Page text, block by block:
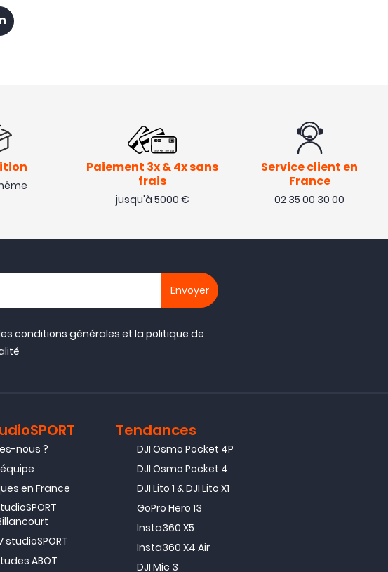
Paiement 3x & 4x sans
frais
jusqu'à 5000 €
Service client en
France
02 35 00 30 00
conditions générales et lapolitique de
nous ?
en France
studioSPORT
ABOT
Tendances
DJI Osmo Pocket 4P
DJI Osmo Pocket 4
DJI Lito 1 & DJI Lito X1
GoPro Hero 13
Insta360 X5
Insta360 X4 Air
DJI Mic 3